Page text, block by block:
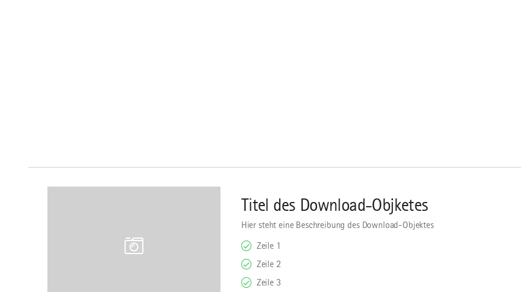
Titel des Download-Objketes
Hier steht eine Beschreibung des Download-Objektes
Zeile 1
Zeile 2
Zeile 3